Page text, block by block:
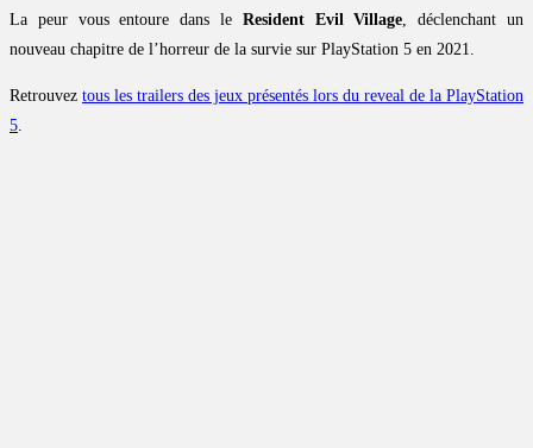
La peur vous entoure dans le Resident Evil Village, déclenchant un
nouveau chapitre de l’horreur de la survie sur PlayStation 5 en 2021.
Retrouvez tous les trailers des jeux présentés lors du reveal de la PlayStation
5.